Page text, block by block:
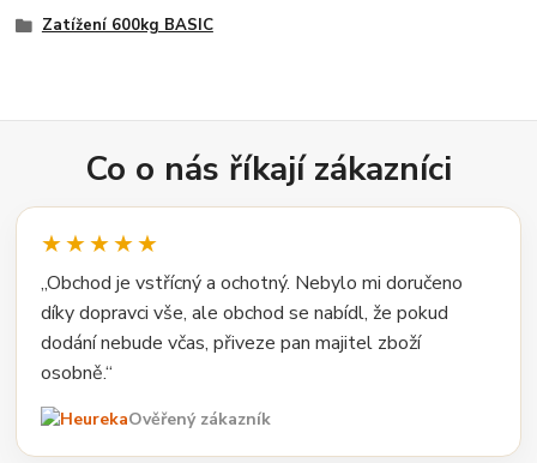
Zatížení 600kg BASIC
Co o nás říkají zákazníci
★★★★★
„Obchod je vstřícný a ochotný. Nebylo mi doručeno
díky dopravci vše, ale obchod se nabídl, že pokud
dodání nebude včas, přiveze pan majitel zboží
osobně.“
Ověřený zákazník